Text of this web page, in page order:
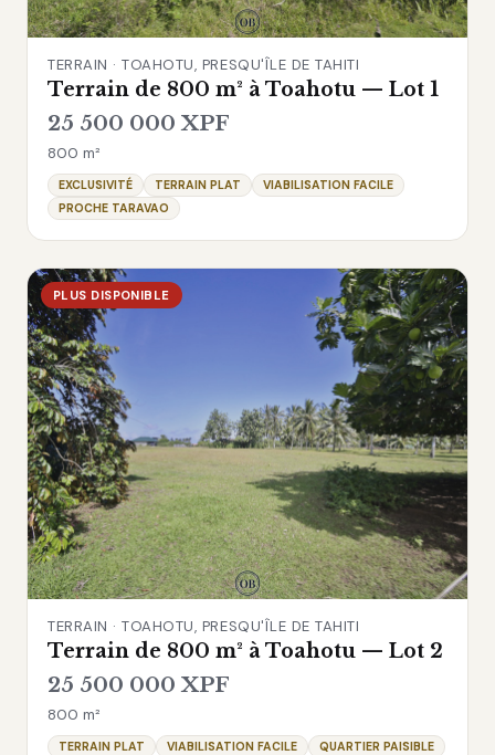
TERRAIN · TOAHOTU, PRESQU'ÎLE DE TAHITI
Terrain de 800 m² à Toahotu — Lot 1
25 500 000 XPF
800 m²
EXCLUSIVITÉ TERRAIN PLAT
VIABILISATION FACILE
PROCHE TARAVAO
PLUS DISPONIBLE
TERRAIN · TOAHOTU, PRESQU'ÎLE DE TAHITI
Terrain de 800 m² à Toahotu — Lot 2
25 500 000 XPF
800 m²
TERRAIN PLAT VIABILISATION FACILE QUARTIER PAISIBLE